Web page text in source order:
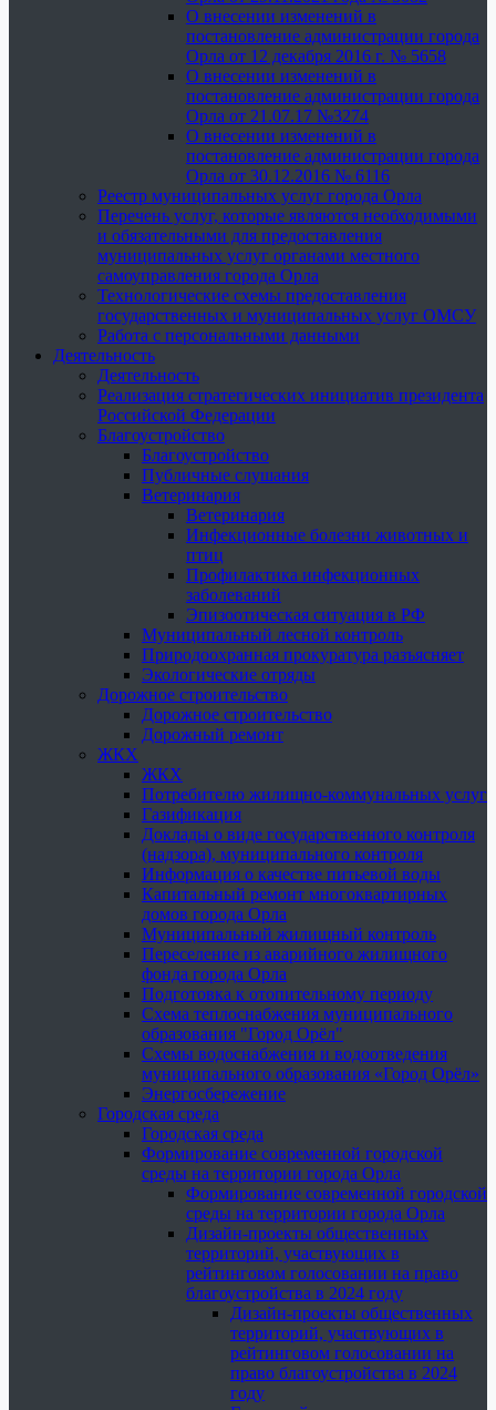
О внесении изменений в
постановление администрации города
Орла от 12 декабря 2016 г. № 5658
О внесении изменений в
постановление администрации города
Орла от 21.07.17 №3274
О внесении изменений в
постановление администрации города
Орла от 30.12.2016 № 6116
Реестр муниципальных услуг города Орла
Перечень услуг, которые являются необходимыми
и обязательными для предоставления
муниципальных услуг органами местного
самоуправления города Орла
Технологические схемы предоставления
государственных и муниципальных услуг ОМСУ
Работа с персональными данными
Деятельность
Деятельность
Реализация стратегических инициатив президента
Российской Федерации
Благоустройство
Благоустройство
Публичные слушания
Ветеринария
Ветеринария
Инфекционные болезни животных и
птиц
Профилактика инфекционных
заболеваний
Эпизоотическая ситуация в РФ
Муниципальный лесной контроль
Природоохранная прокуратура разъясняет
Экологические отряды
Дорожное строительство
Дорожное строительство
Дорожный ремонт
ЖКХ
ЖКХ
Потребителю жилищно-коммунальных услуг
Газификация
Доклады о виде государственного контроля
(надзора), муниципального контроля
Информация о качестве питьевой воды
Капитальный ремонт многоквартирных
домов города Орла
Муниципальный жилищный контроль
Переселение из аварийного жилищного
фонда города Орла
Подготовка к отопительному периоду
Схема теплоснабжения муниципального
образования "Город Орёл"
Схемы водоснабжения и водоотведения
муниципального образования «Город Орёл»
Энергосбережение
Городская среда
Городская среда
Формирование современной городской
среды на территории города Орла
Формирование современной городской
среды на территории города Орла
Дизайн-проекты общественных
территорий, участвующих в
рейтинговом голосовании на право
благоустройства в 2024 году
Дизайн-проекты общественных
территорий, участвующих в
рейтинговом голосовании на
право благоустройства в 2024
году